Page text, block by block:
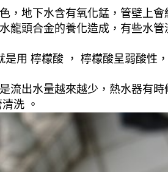
地下水含有氧化錳，管壁上
頭合金的養化造成，有些水
用 檸檬酸 ， 檸檬酸呈弱酸性
出水量越來越少，熱水器有
洗 。